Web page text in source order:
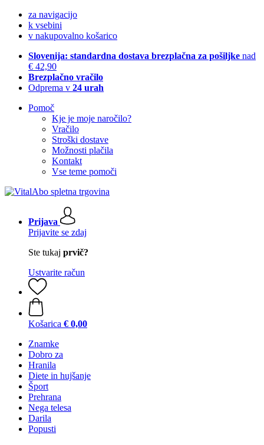
za navigacijo
k vsebini
v nakupovalno košarico
Slovenija: standardna dostava brezplačna za pošiljke nad
€ 42,90
Brezplačno vračilo
Odprema v 24 urah
Pomoč
Kje je moje naročilo?
Vračilo
Stroški dostave
Možnosti plačila
Kontakt
Vse teme pomoči
Prijava
Prijavite se zdaj
Ste tukaj prvič?
Ustvarite račun
Košarica € 0,00
Znamke
Dobro za
Hranila
Diete in hujšanje
Šport
Prehrana
Nega telesa
Darila
Popusti